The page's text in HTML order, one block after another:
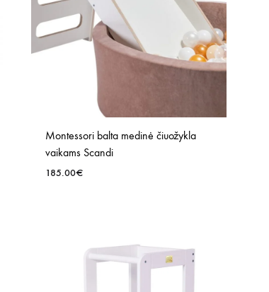
Montessori balta medinė čiuožykla
vaikams Scandi
185.00€